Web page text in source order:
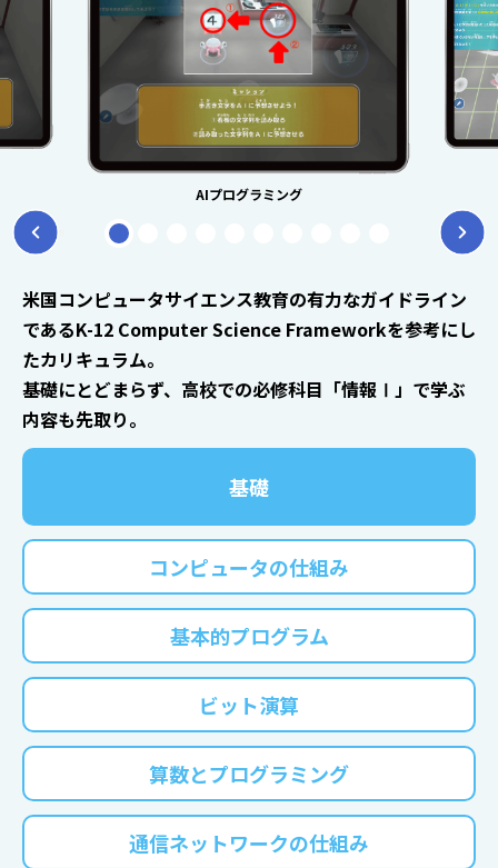
Previous
AIプログラミング
Next
米国コンピュータサイエンス教育の有力なガイドライン
であるK-12 Computer Science Frameworkを参考にし
たカリキュラム。
基礎にとどまらず、高校での必修科目「情報Ⅰ」で学ぶ
内容も先取り。
基礎
コンピュータの仕組み
基本的プログラム
ビット演算
算数とプログラミング
通信ネットワークの仕組み